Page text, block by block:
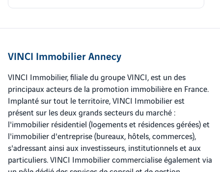
VINCI Immobilier Annecy
VINCI Immobilier, filiale du groupe VINCI, est un des
principaux acteurs de la promotion immobilière en France.
Implanté sur tout le territoire, VINCI Immobilier est
présent sur les deux grands secteurs du marché :
l'immobilier résidentiel (logements et résidences gérées) et
l'immobilier d'entreprise (bureaux, hôtels, commerces),
s'adressant ainsi aux investisseurs, institutionnels et aux
particuliers. VINCI Immobilier commercialise également via